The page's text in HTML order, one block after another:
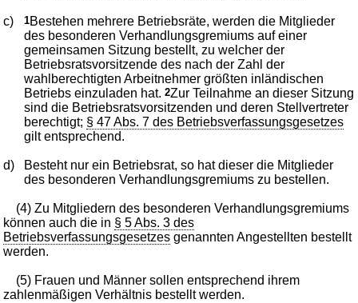
c) 1Bestehen mehrere Betriebsräte, werden die Mitglieder
des besonderen Verhandlungsgremiums auf einer
gemeinsamen Sitzung bestellt, zu welcher der
Betriebsratsvorsitzende des nach der Zahl der
wahlberechtigten Arbeitnehmer größten inländischen
Betriebs einzuladen hat.2Zur Teilnahme an dieser Sitzung
sind die Betriebsratsvorsitzenden und deren Stellvertreter
berechtigt; § 47 Abs. 7 des Betriebsverfassungsgesetzes
gilt entsprechend.
d)
Besteht nur ein Betriebsrat, so hat dieser die Mitglieder
des besonderen Verhandlungsgremiums zu bestellen.
(4) Zu Mitgliedern des besonderen Verhandlungsgremiums
können auch die in § 5 Abs. 3 des
Betriebsverfassungsgesetzes genannten Angestellten bestellt
werden.
(5) Frauen und Männer sollen entsprechend ihrem
zahlenmäßigen Verhältnis bestellt werden.